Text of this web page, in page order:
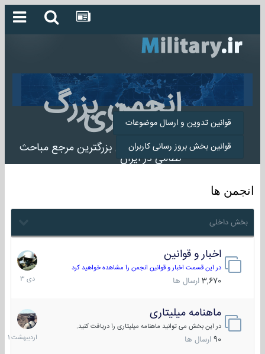
انجمن بزرگ
میلیتاری
انجمن میلیتاری بزرگترین مرجع مباحث
نظامی در ایران
قوانین تدوین و ارسال موضوعات
قوانین بخش بروز رسانی کاربران
انجمن ها
بخش داخلی
اخبار و قوانین
در این قسمت اخبار و قوانین انجمن را مشاهده خواهید کرد
3,670 ارسال ها
22
دی
1403
ماهنامه میلیتاری
در این بخش می توانید ماهنامه میلیتاری را دریافت کنید.
90 ارسال ها
30
1401